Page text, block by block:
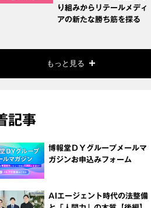
り組みからリテールメディ
アの新たな勝ち筋を探る
もっと見る
記事
博報堂ＤＹグループメールマ
ガジンお申込みフォーム
AIエージェント時代の法整備